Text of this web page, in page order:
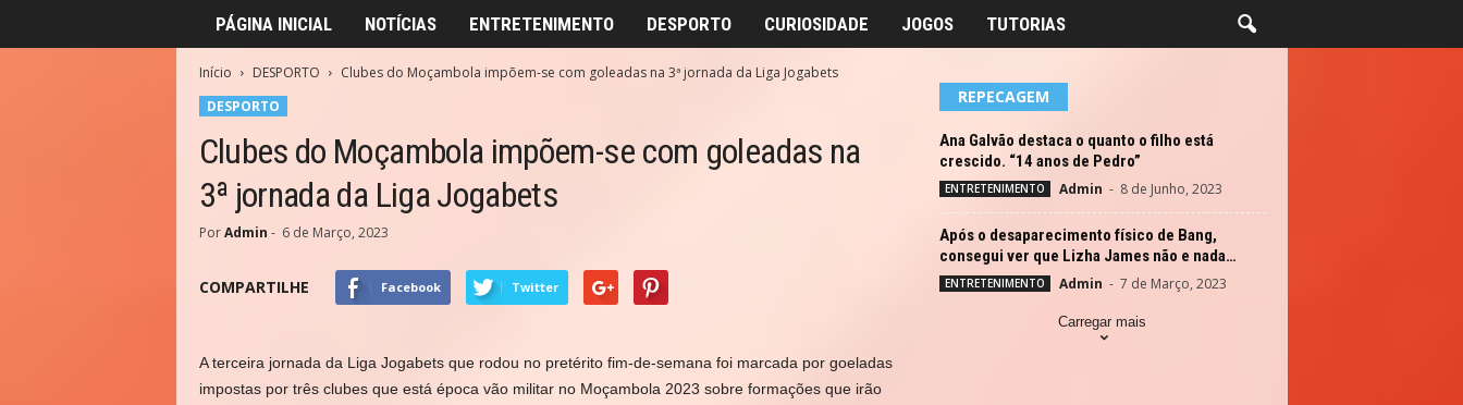
PÁGINA INICIAL NOTÍCIAS ENTRETENIMENTO DESPORTO CURIOSIDADE JOGOS TUTORIAS
Início DESPORTO
Clubes do Moçambola impõem-se com goleadas na 3ª jornada da Liga Jogabets
DESPORTO
Clubes do Moçambola impõem-se com goleadas na
3ª jornada da Liga Jogabets
Por Admin - 6 de Março, 2023
COMPARTILHE Facebook Twitter
A terceira jornada da Liga Jogabets que rodou no pretérito fim-de-semana foi marcada por goeladas
impostas por três clubes que está época vão militar no Moçambola 2023 sobre formações que irão
REPECAGEM
Ana Galvão destaca o quanto o filho está
crescido. “14 anos de Pedro”
ENTRETENIMENTO Admin - 8 de Junho, 2023
Após o desaparecimento físico de Bang,
consegui ver que Lizha James não e nada…
ENTRETENIMENTO Admin - 7 de Março, 2023
Carregar mais